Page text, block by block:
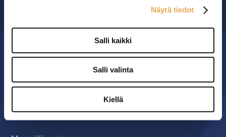
Näytä tiedot
Salli kaikki
Salli valinta
Kiellä
Seinäjoen PK-Myynti Oy
60120 SEINÄJOKI